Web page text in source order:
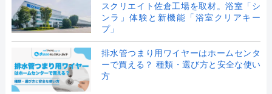
スクリエイト佐倉工場を取材。浴室「シ
ンラ」体験と新機能「浴室クリアキー
プ」
排水管つまり用ワイヤーはホームセンタ
ーで買える？ 種類・選び方と安全な使い
方